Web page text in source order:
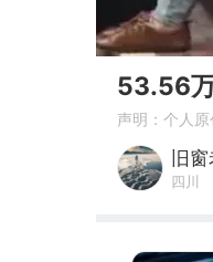
00:00
53.56
声明：个人
旧
四川